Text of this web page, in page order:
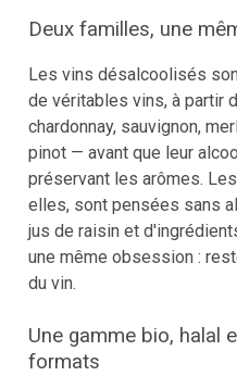
Deux familles, une
Les vins désalcoolisés
de véritables vins, à partir
chardonnay, sauvignon,
pinot — avant que leur
préservant les arômes.
elles, sont pensées sans
jus de raisin et
une même obsession :
du vin.
Une gamme bio, halal
formats